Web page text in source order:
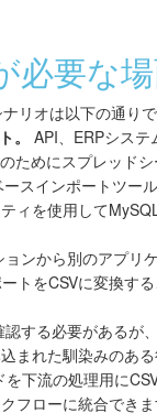
必要な
リオは以下の通りで
。
API、ERPシス
ためにスプレッド
スインポートツー
ィを使用して
ンから別のアプリ
トをCSVに変換す
する必要があるが
まれた馴染みのあ
を下流の処理用に
フローに統合できま